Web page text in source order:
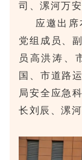
司、漯河万
应邀出
党组成员、
员高洪涛、
国、市道路
局安全应急
长刘辰、漯